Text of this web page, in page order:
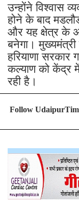
उन्होंने विश्वास
होने के बाद
और यह क्षेत्र के
बनेगा।
हरियाणा सरकार
कल्याण को केंद्र
रही है।
Follow